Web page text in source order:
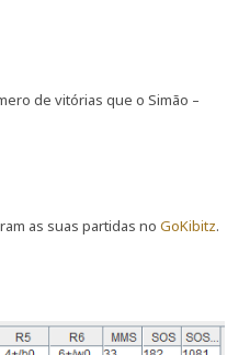
de vitórias que o Simão –
as suas partidas no GoKibitz.